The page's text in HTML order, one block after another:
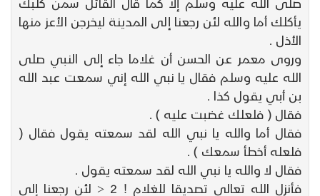
يأكلك أما والله لئن رجعنا إلى المدينة ليخرجن الأعز منها
الأذل .
وروى معمر عن الحسن أن غلاما جاء إلى النبي صلى
الله عليه وسلم فقال يا نبي الله إني سمعت عبد الله
بن أبي يقول كذا .
فقال ( فلعلك غضبت عليه ) .
فقال أما والله يا نبي الله لقد سمعته يقول فقال (
فلعله أخطأ سمعك ) .
فقال لا والله يا نبي الله لقد سمعته يقول .
فأنزل الله تعالى تصديقا للغلام ! 2 < لئن رجعنا إلى